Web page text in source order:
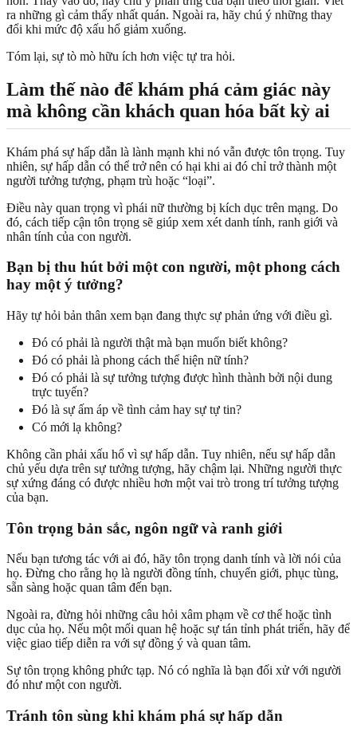
ra những gì cảm thấy nhất quán. Ngoài ra, hãy chú ý những thay
đổi khi mức độ xấu hổ giảm xuống.
Tóm lại, sự tò mò hữu ích hơn việc tự tra hỏi.
Làm thế nào để khám phá cảm giác này
mà không cần khách quan hóa bất kỳ ai
Khám phá sự hấp dẫn là lành mạnh khi nó vẫn được tôn trọng. Tuy
nhiên, sự hấp dẫn có thể trở nên có hại khi ai đó chỉ trở thành một
người tưởng tượng, phạm trù hoặc “loại”.
Điều này quan trọng vì phái nữ thường bị kích dục trên mạng. Do
đó, cách tiếp cận tôn trọng sẽ giúp xem xét danh tính, ranh giới và
nhân tính của con người.
Bạn bị thu hút bởi một con người, một phong cách
hay một ý tưởng?
Hãy tự hỏi bản thân xem bạn đang thực sự phản ứng với điều gì.
Đó có phải là người thật mà bạn muốn biết không?
Đó có phải là phong cách thể hiện nữ tính?
Đó có phải là sự tưởng tượng được hình thành bởi nội dung
trực tuyến?
Đó là sự ấm áp về tình cảm hay sự tự tin?
Có mới lạ không?
Không cần phải xấu hổ vì sự hấp dẫn. Tuy nhiên, nếu sự hấp dẫn
chủ yếu dựa trên sự tưởng tượng, hãy chậm lại. Những người thực
sự xứng đáng có được nhiều hơn một vai trò trong trí tưởng tượng
của bạn.
Tôn trọng bản sắc, ngôn ngữ và ranh giới
Nếu bạn tương tác với ai đó, hãy tôn trọng danh tính và lời nói của
họ. Đừng cho rằng họ là người đồng tính, chuyển giới, phục tùng,
sẵn sàng hoặc quan tâm đến bạn.
Ngoài ra, đừng hỏi những câu hỏi xâm phạm về cơ thể hoặc tình
dục của họ. Nếu một mối quan hệ hoặc sự tán tỉnh phát triển, hãy để
việc giao tiếp diễn ra với sự đồng ý và quan tâm.
Sự tôn trọng không phức tạp. Nó có nghĩa là bạn đối xử với người
đó như một con người.
Tránh tôn sùng khi khám phá sự hấp dẫn